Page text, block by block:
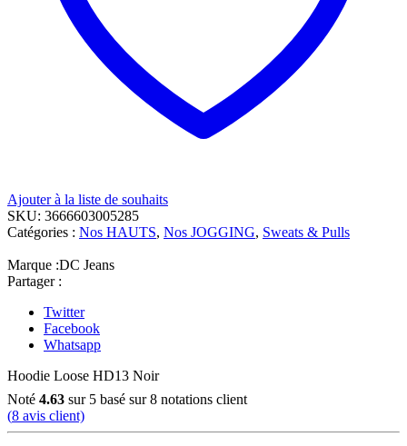
Ajouter à la liste de souhaits
SKU: 3666603005285
Catégories : Nos HAUTS, Nos JOGGING, Sweats & Pulls
Marque :DC Jeans
Partager :
Twitter
Facebook
Whatsapp
Hoodie Loose HD13 Noir
Noté 4.63 sur 5 basé sur8 notations client
(8 avis client)